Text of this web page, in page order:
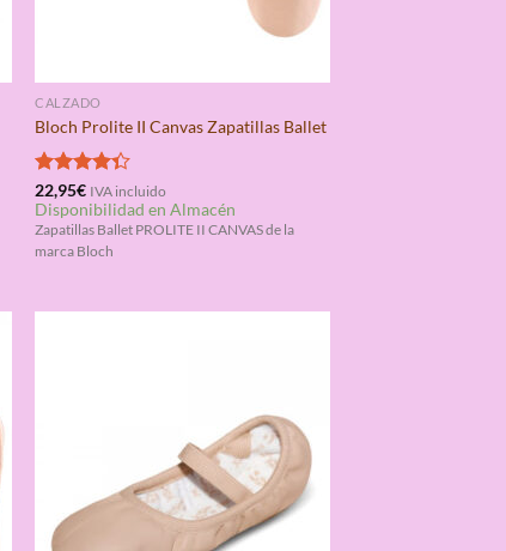
CALZADO
Bloch Prolite II Canvas Zapatillas Ballet
Valorado
con4.33
de 5
22,95€ IVA incluido
Disponibilidad en Almacén
Zapatillas Ballet PROLITE II CANVAS de la
marca Bloch